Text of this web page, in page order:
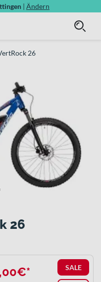
| Ändern
26
26
SALE